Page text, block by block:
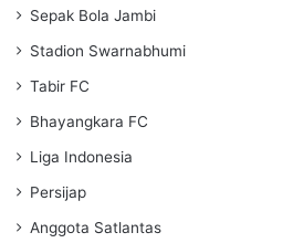
Sepak Bola Jambi
Stadion Swarnabhumi
Tabir FC
Bhayangkara FC
Liga Indonesia
Persijap
Anggota Satlantas